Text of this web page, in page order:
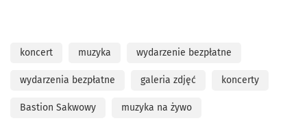
koncert muzyka wydarzenie bezpłatne
wydarzenia bezpłatne galeria zdjęć koncerty
Bastion Sakwowy muzyka na żywo